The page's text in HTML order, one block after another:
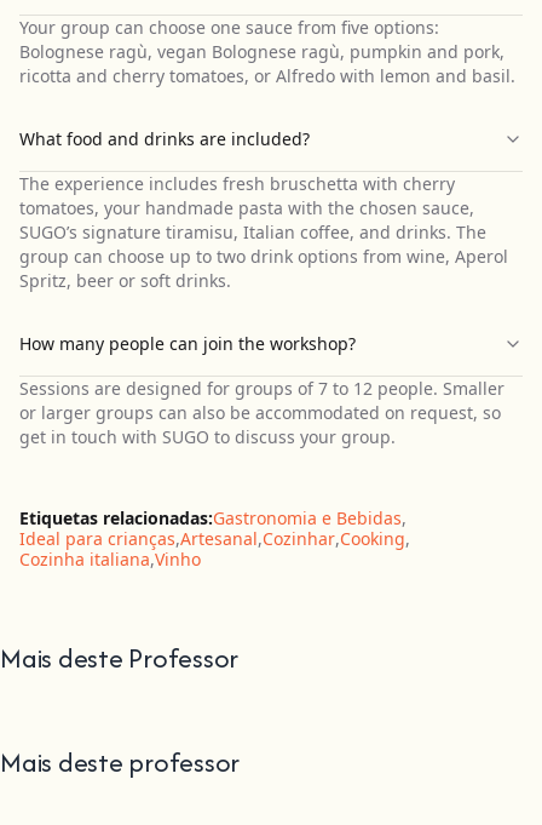
Your group can choose one sauce from five options:
Bolognese ragù, vegan Bolognese ragù, pumpkin and pork,
ricotta and cherry tomatoes, or Alfredo with lemon and basil.
What food and drinks are included?
The experience includes fresh bruschetta with cherry
tomatoes, your handmade pasta with the chosen sauce,
SUGO’s signature tiramisu, Italian coffee, and drinks. The
group can choose up to two drink options from wine, Aperol
Spritz, beer or soft drinks.
How many people can join the workshop?
Sessions are designed for groups of 7 to 12 people. Smaller
or larger groups can also be accommodated on request, so
get in touch with SUGO to discuss your group.
Etiquetas relacionadas:Gastronomia e Bebidas,
Ideal para crianças,Artesanal,Cozinhar,Cooking,
Cozinha italiana,Vinho
Mais deste Professor
Mais deste professor